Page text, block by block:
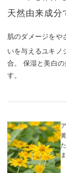
天然由来成分
肌のダメージをや
いを与えるユキノ
合。 保湿と美白
す。